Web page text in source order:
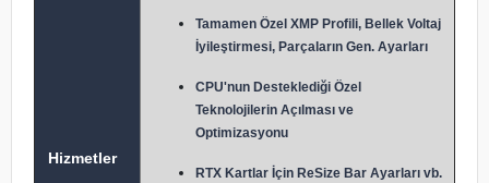
Hizmetler
Tamamen Özel XMP Profili, Bellek Voltaj
İyileştirmesi, Parçaların Gen. Ayarları
CPU'nun Desteklediği Özel
Teknolojilerin Açılması ve
Optimizasyonu
RTX Kartlar İçin ReSize Bar Ayarları vb.